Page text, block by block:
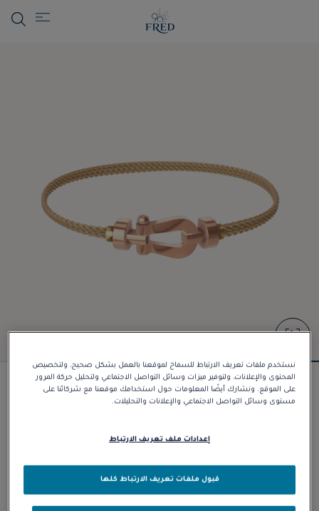
سوار Force 10
الاتصال بنا
نستخدم ملفات تعريف الارتباط للسماح لموقعنا بالعمل بشكل صحيح، ولتخصيص
المحتوى والإعلانات، ولتوفير ميزات وسائل التواصل الاجتماعي ولتحليل حركة المرور
على الموقع. ونشارك أيضًا المعلومات حول استخدامك موقعنا مع شركائنا على
مستوى وسائل التواصل الاجتماعي والإعلانات والتحليلات.
إعدادات ملف تعريف الارتباط
قبول ملفات تعريف الارتباط كلها